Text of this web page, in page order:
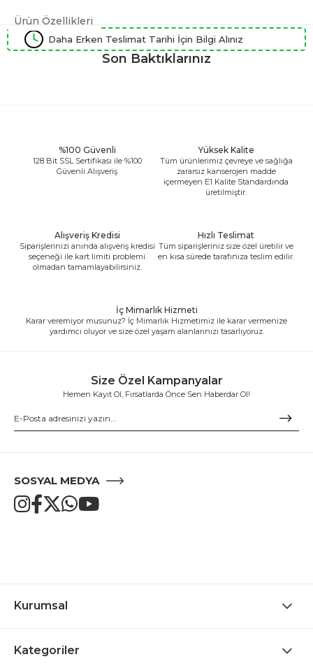
Ürün Özellikleri
Daha Erken Teslimat Tarihi İçin Bilgi Alınız
Son Baktıklarınız
%100 Güvenli
128 Bit SSL Sertifikası ile %100
Güvenli Alışveriş
Yüksek Kalite
Tüm ürünlerimiz çevreye ve sağlığa
zararsız kanserojen madde
içermeyen E1 Kalite Standardında
üretilmiştir.
Alışveriş Kredisi
Siparişlerinizi anında alışveriş kredisi
seçeneği ile kart limiti problemi
olmadan tamamlayabilirsiniz.
Hızlı Teslimat
Tüm siparişleriniz size özel üretilir ve
en kısa sürede tarafınıza teslim edilir.
İç Mimarlık Hizmeti
Karar veremiyor musunuz? İç Mimarlık Hizmetimiz ile karar vermenize
yardımcı oluyor ve size özel yaşam alanlarınızı tasarlıyoruz.
Size Özel Kampanyalar
Hemen Kayıt Ol, Fırsatlarda Önce Sen Haberdar Ol!
SOSYAL MEDYA
Kurumsal
Kategoriler